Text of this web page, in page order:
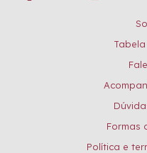
Formas
Política e